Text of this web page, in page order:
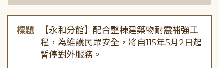
標題
【永和分館】配合整棟建築物耐震補強工
程，為維護民眾安全，將自115年5月2日起
暫停對外服務。